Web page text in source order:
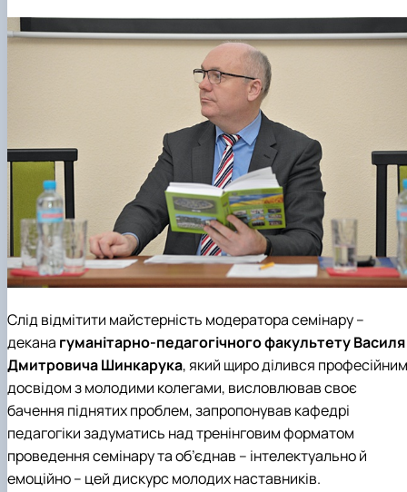
Слід відмітити майстерність модератора семінару –
декана гуманітарно-педагогічного факультетуВасиля
Дмитровича Шинкарука, який щиро ділився професійним
досвідом з молодими колегами, висловлював своє
бачення піднятих проблем, запропонував кафедрі
педагогіки задуматись над тренінговим форматом
проведення семінару та об’єднав – інтелектуально й
емоційно – цей дискурс молодих наставників.